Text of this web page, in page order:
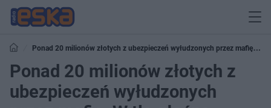
Ponad 20 milionów złotych z ubezpieczeń wyłudzonych przez mafię. W
tle głośna sprawa „rondziarza” z Warszawy
Ponad 20 milionów złotych z
ubezpieczeń wyłudzonych